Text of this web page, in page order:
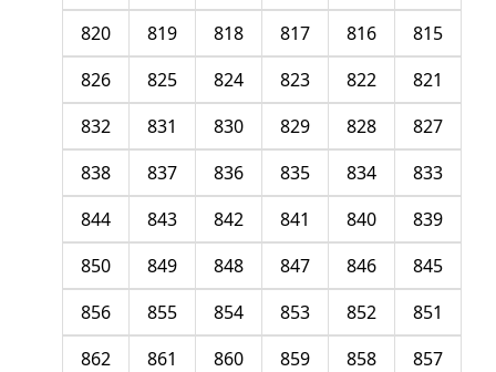
815
816
817
818
819
820
821
822
823
824
825
826
827
828
829
830
831
832
833
834
835
836
837
838
839
840
841
842
843
844
845
846
847
848
849
850
851
852
853
854
855
856
857
858
859
860
861
862